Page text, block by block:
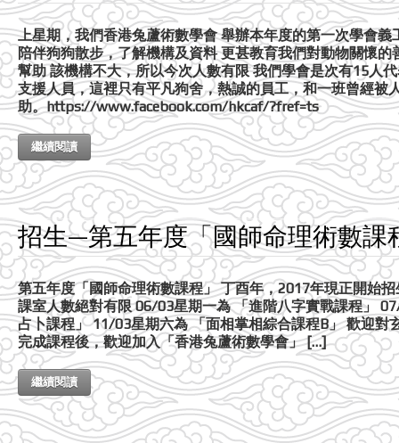
上星期，我們香港兔蘆術數學會 舉辦本年度的第一次學會
陪伴狗狗散步，了解機構及資料 更甚教育我們對動物關懷
幫助 該機構不大，所以今次人數有限 我們學會是次有15人
支援人員，這裡只有平凡狗舍，熱誠的員工，和一班曾經
助。https://www.facebook.com/hkcaf/?fref=ts
繼續閱讀
招生—第五年度「國師命理術數課
第五年度「國師命理術數課程」 丁酉年，2017年現正開始
課室人數絕對有限 06/03星期一為 「進階八字實戰課程」
占卜課程」 11/03星期六為 「面相掌相綜合課程B」 歡迎
完成課程後，歡迎加入「香港兔蘆術數學會」 […]
繼續閱讀